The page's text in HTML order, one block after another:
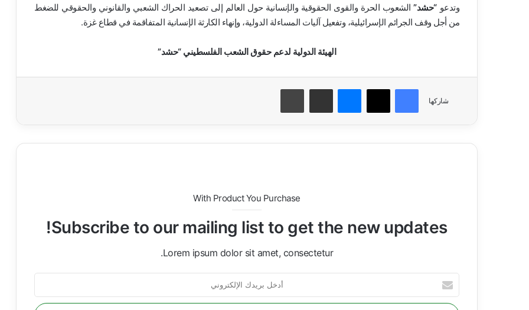
وتدعو“حشد”الشعوب الحرة والقوى الحقوقية والإنسانية حول العالم إلى تصعيد الحراك الشعبي والقانوني والحقوقي للضغط
من أجل وقف الجرائم الإسرائيلية، وتفعيل آليات المساءلة الدولية، وإنهاء الكارثة الإنسانية المتفاقمة في قطاع غزة.
الهيئة الدولية لدعم حقوق الشعب الفلسطيني “حشد”
شاركها
فيسبوك ‫X ماسنجر
With Product You Purchase
Subscribe to our mailing list to get the new updates!
Lorem ipsum dolor sit amet, consectetur.
أ
خ